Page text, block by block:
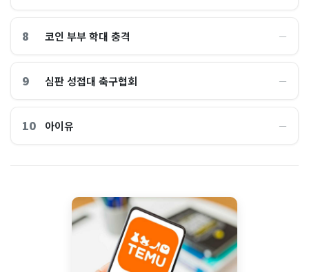
8 코인 부부 학대 충격 ―
9 심판 성접대 축구협회 ―
10 아이유 ―